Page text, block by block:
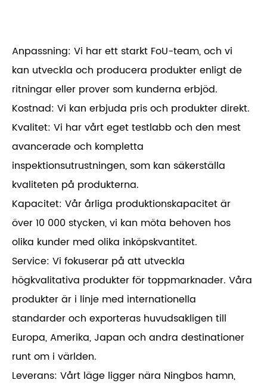
Anpassning: Vi har ett starkt FoU-team, och vi
kan utveckla och producera produkter enligt de
ritningar eller prover som kunderna erbjöd.
Kostnad: Vi kan erbjuda pris och produkter direkt.
Kvalitet: Vi har vårt eget testlabb och den mest
avancerade och kompletta
inspektionsutrustningen, som kan säkerställa
kvaliteten på produkterna.
Kapacitet: Vår årliga produktionskapacitet är
över 10 000 stycken, vi kan möta behoven hos
olika kunder med olika inköpskvantitet.
Service: Vi fokuserar på att utveckla
högkvalitativa produkter för toppmarknader. Våra
produkter är i linje med internationella
standarder och exporteras huvudsakligen till
Europa, Amerika, Japan och andra destinationer
runt om i världen.
Leverans: Vårt läge ligger nära Ningbos hamn,